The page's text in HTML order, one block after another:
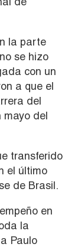
la parte
se hizo
con un
a que el
del
mayo del
transferido
el último
de Brasil.
en
la
Paulo